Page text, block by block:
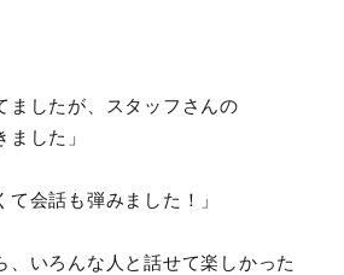
ましたが、スタッフさんの
した」
て会話も弾みました！」
、いろんな人と話せて楽しかった